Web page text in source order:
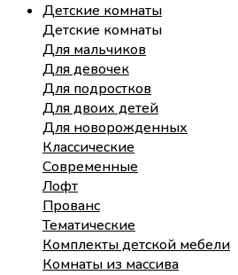
Детские комнаты
Детские комнаты
Для мальчиков
Для девочек
Для подростков
Для двоих детей
Для новорожденных
Классические
Современные
Лофт
Прованс
Тематические
Комплекты детской мебели
Комнаты из массива